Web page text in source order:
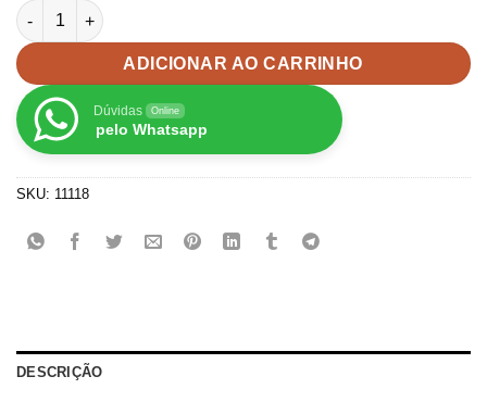
kit Aplique para Tiara Barbie curvado -2unid quantidade
ADICIONAR AO CARRINHO
Dúvidas Online
pelo Whatsapp
SKU: 11118
DESCRIÇÃO